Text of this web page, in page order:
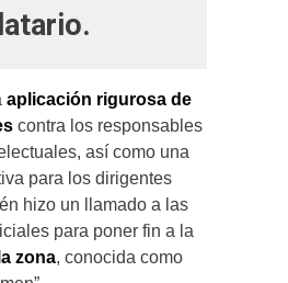
aplicación rigurosa de
contra los responsables
así como una
para los dirigentes
hizo un llamado a las
para poner fin a la
zona, conocida como